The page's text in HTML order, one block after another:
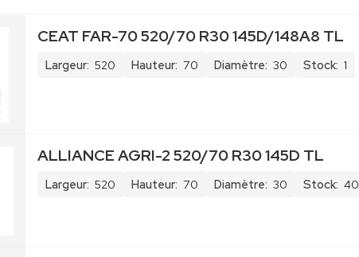
CEAT FAR-70 520/70 R30 145D/148A8 TL
Largeur: 520 Hauteur: 70 Diamètre: 30 Stock: 1
ALLIANCE AGRI-2 520/70 R30 145D TL
Largeur: 520 Hauteur: 70 Diamètre: 30 Stock: 40